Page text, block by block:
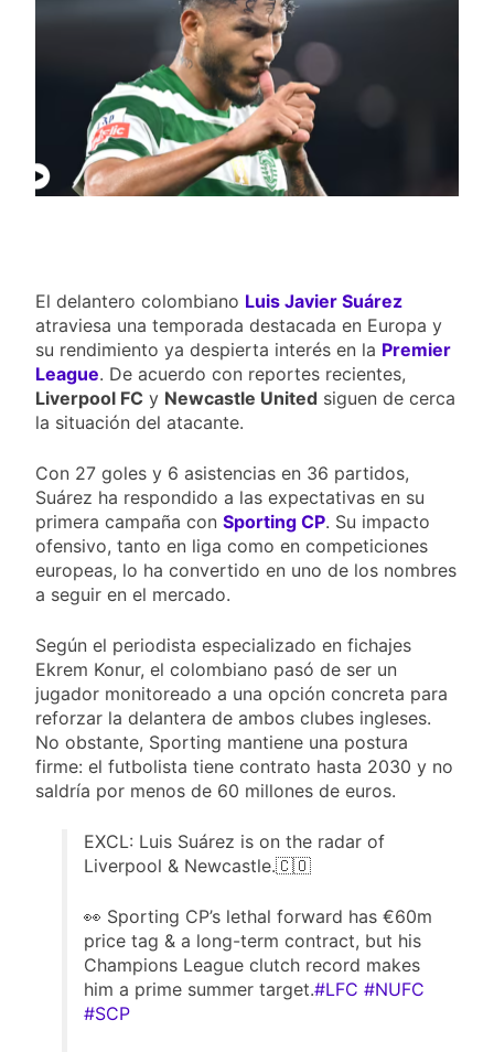
goleó 7-0 a Boyacá Chicó y es
líder de la Liga BetPlay
4 Días Ago
Vuelve la Premier League:
arranca el 21 de agosto con el
Arsenal campeón abriendo
ante el Coventry
4 Días Ago
Escándalo en Montería: el
debut de Nacional se suspendió
por disturbios cuando ganaba
3-0 a Jaguares
4 Días Ago
El delantero colombiano Luis Javier Suárez
atraviesa una temporada destacada en Europa y
su rendimiento ya despierta interés en la Premier
League. De acuerdo con reportes recientes,
Liverpool FC y Newcastle United siguen de cerca
la situación del atacante.
Con 27 goles y 6 asistencias en 36 partidos,
Suárez ha respondido a las expectativas en su
primera campaña con Sporting CP. Su impacto
ofensivo, tanto en liga como en competiciones
europeas, lo ha convertido en uno de los nombres
a seguir en el mercado.
Según el periodista especializado en fichajes
Ekrem Konur, el colombiano pasó de ser un
jugador monitoreado a una opción concreta para
reforzar la delantera de ambos clubes ingleses.
No obstante, Sporting mantiene una postura
firme: el futbolista tiene contrato hasta 2030 y no
saldría por menos de 60 millones de euros.
EXCL: Luis Suárez is on the radar of
Liverpool & Newcastle.🇨🇴
👀 Sporting CP’s lethal forward has €60m
price tag & a long-term contract, but his
Champions League clutch record makes
him a prime summer target.#LFC #NUFC
#SCP